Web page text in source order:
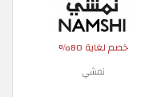
خصم لغاية 80%
نمشي